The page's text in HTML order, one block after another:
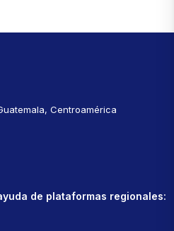
Centroamérica
de plataformas regionales: